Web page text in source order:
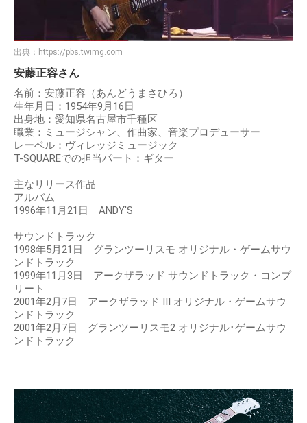
出典： https://pbs.twimg.com
安藤正容さん
名前：安藤正容（あんどうまさひろ）
生年月日：1954年9月16日
出身地：愛知県名古屋市千種区
職業：ミュージシャン、作曲家、音楽プロデューサー
レーベル：ヴィレッジミュージック
T-SQUAREでの担当パート：ギター
主なリリース作品
アルバム
1996年11月21日 ANDY'S
サウンドトラック
1998年5月21日 グランツーリスモ オリジナル・ゲームサウ
ンドトラック
1999年11月3日 アークザラッド サウンドトラック・コンプ
リート
2001年2月7日 アークザラッド III オリジナル・ゲームサウ
ンドトラック
2001年2月7日 グランツーリスモ2 オリジナル･ゲームサウ
ンドトラック